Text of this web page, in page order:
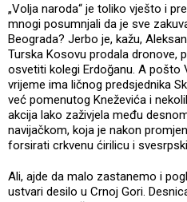
„Volja naroda“ je toliko vješto i
mnogi posumnjali da je sve
Beograda? Jerbo je, kažu,
Turska Kosovu prodala dronove,
osvetiti kolegi Erdoğanu. A pošto
vrijeme ima ličnog predsjednika
već pomenutog Kneževića i
akcija lako zaživjela među
navijačkom, koja je nakon
forsirati crkvenu ćirilicu i
Ali, ajde da malo zastanemo i
ustvari desilo u Crnoj Gori.